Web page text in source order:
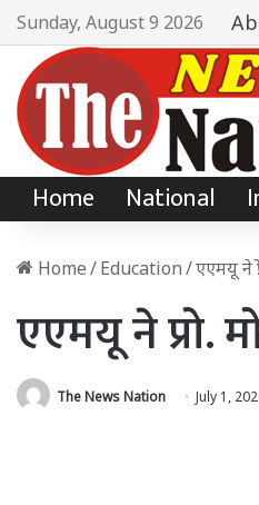
Sunday, August 9 2026
Home National
Home/Education/एएमयू ने
एएमयू ने प्रो.
The News Nation July 1,